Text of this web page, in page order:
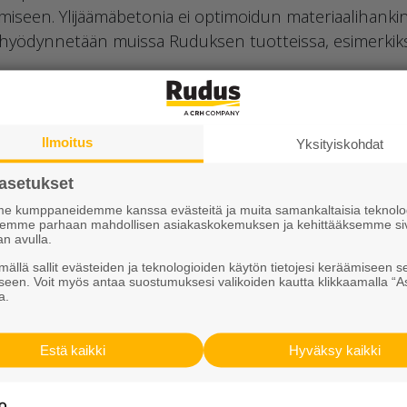
Ylijäämäbetonia ei optimoidun
muissa Ruduksen tuotteissa,
ja tuoteturvallisuus kulkevat
hankesuunnittelusta asunnon ostajiin asti ovat
Ilmoitus Yksityiskohdat
kumppaneidemme kanssa evästeitä ja muita samankaltaisia
parhaan mahdollisen asiakaskokemuksen ja kehittääksemme
avulla.
sallit evästeiden ja teknologioiden käytön tietojesi keräämiseen
Voit myös antaa suostumuksesi valikoiden kautta klikkaamalla
Hyväksy kaikki
Estä kaikki